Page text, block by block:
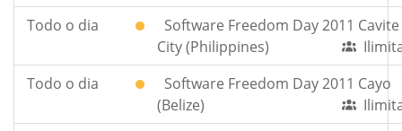
Todo o dia
Software Freedom Day 2011 Cavite
City (Philippines)
Todo o dia
Software Freedom Day 2011 Cayo
(Belize)